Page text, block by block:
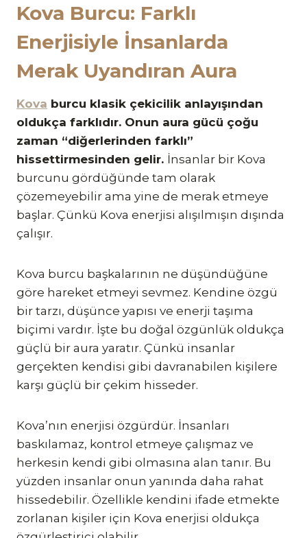
Kova Burcu: Farklı
Enerjisiyle İnsanlarda
Merak Uyandıran Aura
Kova burcu klasik çekicilik anlayışından
oldukça farklıdır. Onun aura gücü çoğu
zaman “diğerlerinden farklı”
hissettirmesinden gelir. İnsanlar bir Kova
burcunu gördüğünde tam olarak
çözemeyebilir ama yine de merak etmeye
başlar. Çünkü Kova enerjisi alışılmışın dışında
çalışır.
Kova burcu başkalarının ne düşündüğüne
göre hareket etmeyi sevmez. Kendine özgü
bir tarzı, düşünce yapısı ve enerji taşıma
biçimi vardır. İşte bu doğal özgünlük oldukça
güçlü bir aura yaratır. Çünkü insanlar
gerçekten kendisi gibi davranabilen kişilere
karşı güçlü bir çekim hisseder.
Kova’nın enerjisi özgürdür. İnsanları
baskılamaz, kontrol etmeye çalışmaz ve
herkesin kendi gibi olmasına alan tanır. Bu
yüzden insanlar onun yanında daha rahat
hissedebilir. Özellikle kendini ifade etmekte
zorlanan kişiler için Kova enerjisi oldukça